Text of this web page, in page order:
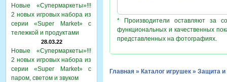
Новые «Супермаркеты»!!!
2 новых игровых набора из
серии «Super Market» с
тележкой и продуктами
28.03.22
Новые «Супермаркеты»!!!
2 новых игровых набора из
серии «Super Market» с
паром, светом и звуком
* Производители оставляют за
функциональных и качественных
представленных на фотографиях.
Главная » Каталог игрушек » Защита